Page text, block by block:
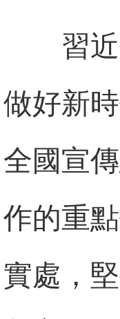
習
做好新
全國宣
作的重
實處，